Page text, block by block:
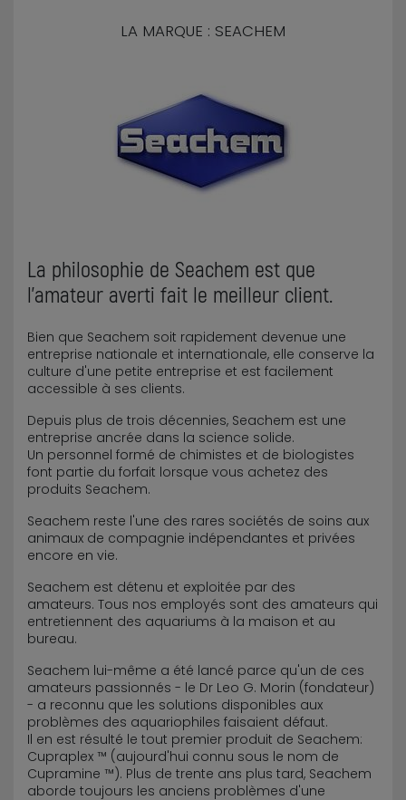
LA MARQUE : SEACHEM
La philosophie de Seachem est que
l'amateur averti fait le meilleur client.
Bien que Seachem soit rapidement devenue une
entreprise nationale et internationale, elle conserve la
culture d'une petite entreprise et est facilement
accessible à ses clients.
Depuis plus de trois décennies, Seachem est une
entreprise ancrée dans la science solide.
Un personnel formé de chimistes et de biologistes
font partie du forfait lorsque vous achetez des
produits Seachem.
Seachem reste l'une des rares sociétés de soins aux
animaux de compagnie indépendantes et privées
encore en vie.
Seachem est détenu et exploitée par des
amateurs. Tous nos employés sont des amateurs qui
entretiennent des aquariums à la maison et au
bureau.
Seachem lui-même a été lancé parce qu'un de ces
amateurs passionnés - le Dr Leo G. Morin (fondateur)
- a reconnu que les solutions disponibles aux
problèmes des aquariophiles faisaient défaut.
Il en est résulté le tout premier produit de Seachem:
Cupraplex ™ (aujourd'hui connu sous le nom de
Cupramine ™). Plus de trente ans plus tard, Seachem
aborde toujours les anciens problèmes d'une